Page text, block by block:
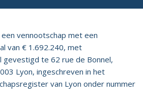
vennootschap met een
van € 1.692.240, met
gevestigd te 62 rue de Bonnel,
Lyon, ingeschreven in het
van Lyon onder nummer